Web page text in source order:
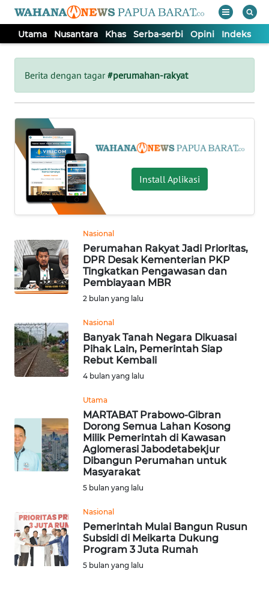
Utama Nusantara Khas Serba-serbi Opini Indeks
Berita dengan tagar#perumahan-rakyat
Install Aplikasi
Nasional
Perumahan Rakyat Jadi Prioritas,
DPR Desak Kementerian PKP
Tingkatkan Pengawasan dan
Pembiayaan MBR
2 bulan yang lalu
Nasional
Banyak Tanah Negara Dikuasai
Pihak Lain, Pemerintah Siap
Rebut Kembali
4 bulan yang lalu
Utama
MARTABAT Prabowo-Gibran
Dorong Semua Lahan Kosong
Milik Pemerintah di Kawasan
Aglomerasi Jabodetabekjur
Dibangun Perumahan untuk
Masyarakat
5 bulan yang lalu
Nasional
Pemerintah Mulai Bangun Rusun
Subsidi di Meikarta Dukung
Program 3 Juta Rumah
5 bulan yang lalu
Tutup
UTAMA
NUSANTARA
KHAS
SERBA-
SERBI
OPINI
Informasi
BERITA
KONTAK
KAMI
TENTANG
KAMI
SIBER
REDAKSI